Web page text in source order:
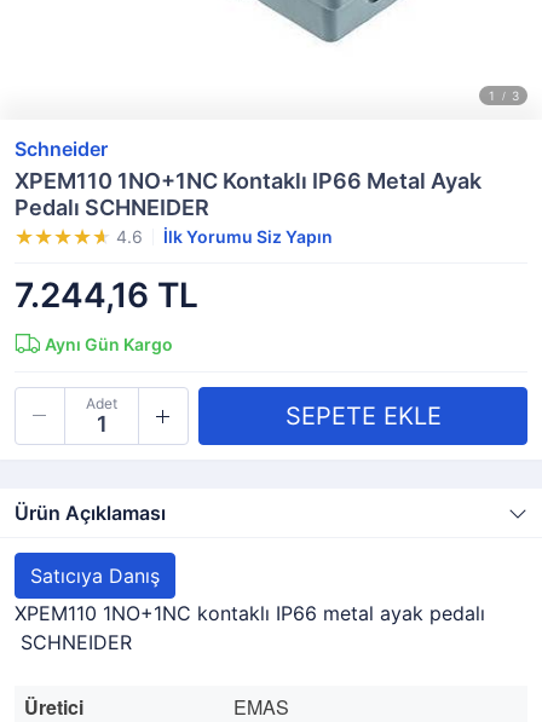
Schneider
XPEM110 1NO+1NC Kontaklı IP66 Metal Ayak
Pedalı SCHNEIDER
4.6 İlk Yorumu Siz Yapın
7.244,16 TL
Aynı Gün Kargo
Adet
Ürün Açıklaması
Satıcıya Danış
XPEM110 1NO+1NC kontaklı IP66 metal ayak pedalı
SCHNEIDER
Üretici
EMAS